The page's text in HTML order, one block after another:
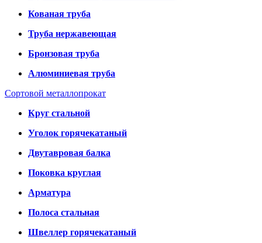
Кованая труба
Труба нержавеющая
Бронзовая труба
Алюминиевая труба
Сортовой металлопрокат
Круг стальной
Уголок горячекатаный
Двутавровая балка
Поковка круглая
Арматура
Полоса стальная
Швеллер горячекатаный